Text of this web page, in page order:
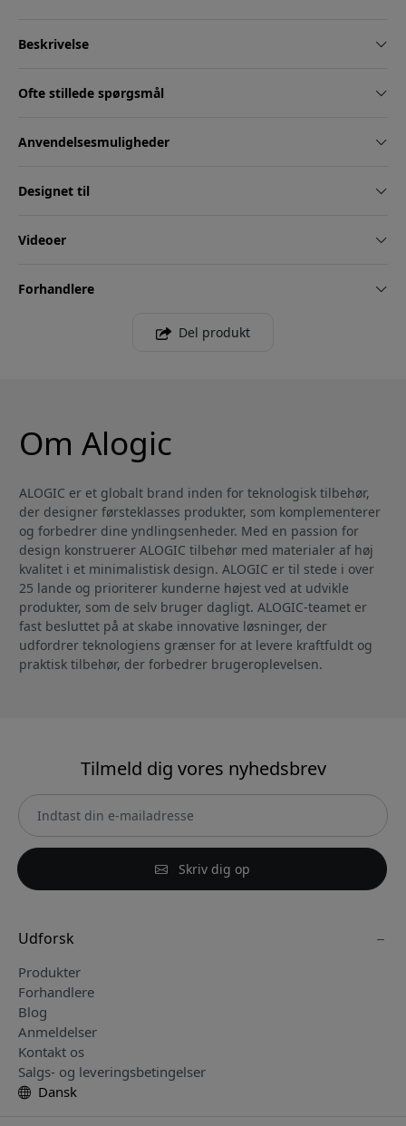
Beskrivelse
Ofte stillede spørgsmål
Anvendelsesmuligheder
Designet til
Videoer
Forhandlere
Del produkt
Om Alogic
ALOGIC er et globalt brand inden for teknologisk tilbehør,
der designer førsteklasses produkter, som komplementerer
og forbedrer dine yndlingsenheder. Med en passion for
design konstruerer ALOGIC tilbehør med materialer af høj
kvalitet i et minimalistisk design. ALOGIC er til stede i over
25 lande og prioriterer kunderne højest ved at udvikle
produkter, som de selv bruger dagligt. ALOGIC-teamet er
fast besluttet på at skabe innovative løsninger, der
udfordrer teknologiens grænser for at levere kraftfuldt og
praktisk tilbehør, der forbedrer brugeroplevelsen.
Tilmeld dig vores nyhedsbrev
Skriv dig op
Udforsk
Produkter
Forhandlere
Blog
Anmeldelser
Kontakt os
Salgs- og leveringsbetingelser
Dansk